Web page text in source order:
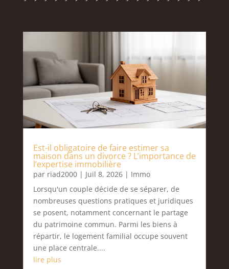
Est-il obligatoire de faire estimer sa
maison dans un divorce ? L’importance de
l’expertise immobilière
par riad2000| Juil 8, 2026| Immo
Lorsqu'un couple décide de se séparer, de
nombreuses questions pratiques et juridiques
se posent, notamment concernant le partage
du patrimoine commun. Parmi les biens à
répartir, le logement familial occupe souvent
une place centrale....
lire plus